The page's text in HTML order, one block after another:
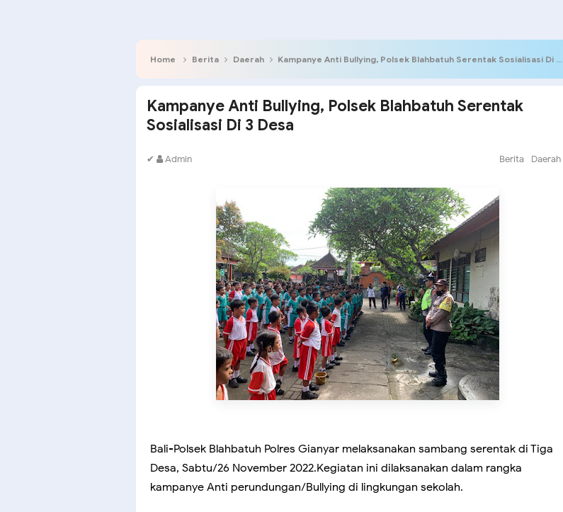
Home Berita Daerah Kampanye Anti Bullying, Polsek Blahbatuh Serentak Sosialisasi Di 3 Desa
Kampanye Anti Bullying, Polsek Blahbatuh Serentak
Sosialisasi Di 3 Desa
✔ Admin Berita Daerah
Bali-Polsek Blahbatuh Polres Gianyar melaksanakan sambang serentak di Tiga
Desa, Sabtu/26 November 2022.Kegiatan ini dilaksanakan dalam rangka
kampanye Anti perundungan/Bullying di lingkungan sekolah.